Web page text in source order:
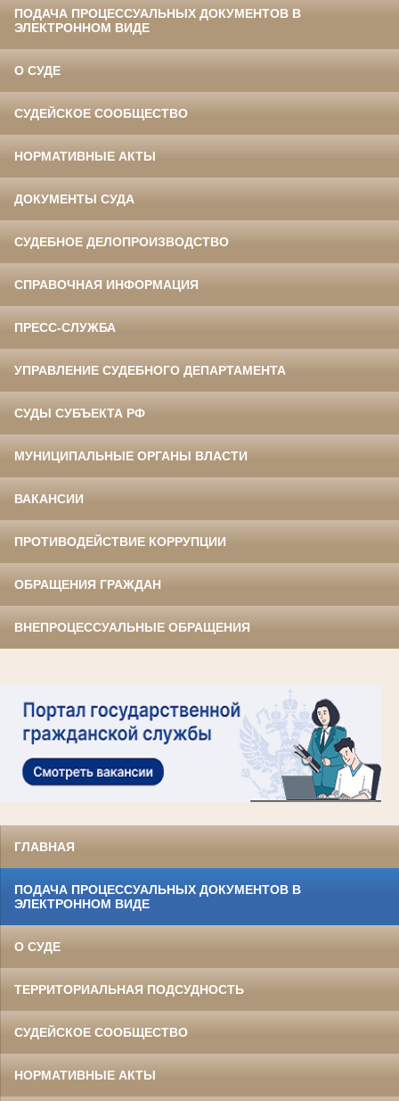
ПОДАЧА ПРОЦЕССУАЛЬНЫХ ДОКУМЕНТОВ В
ЭЛЕКТРОННОМ ВИДЕ
О СУДЕ
СУДЕЙСКОЕ СООБЩЕСТВО
НОРМАТИВНЫЕ АКТЫ
ДОКУМЕНТЫ СУДА
СУДЕБНОЕ ДЕЛОПРОИЗВОДСТВО
СПРАВОЧНАЯ ИНФОРМАЦИЯ
ПРЕСС-СЛУЖБА
УПРАВЛЕНИЕ СУДЕБНОГО ДЕПАРТАМЕНТА
СУДЫ СУБЪЕКТА РФ
МУНИЦИПАЛЬНЫЕ ОРГАНЫ ВЛАСТИ
ВАКАНСИИ
ПРОТИВОДЕЙСТВИЕ КОРРУПЦИИ
ОБРАЩЕНИЯ ГРАЖДАН
ВНЕПРОЦЕССУАЛЬНЫЕ ОБРАЩЕНИЯ
ГЛАВНАЯ
ПОДАЧА ПРОЦЕССУАЛЬНЫХ ДОКУМЕНТОВ В
ЭЛЕКТРОННОМ ВИДЕ
О СУДЕ
ТЕРРИТОРИАЛЬНАЯ ПОДСУДНОСТЬ
СУДЕЙСКОЕ СООБЩЕСТВО
НОРМАТИВНЫЕ АКТЫ